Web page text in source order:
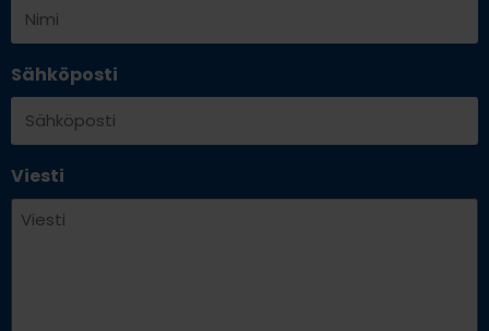
Sähköposti
Viesti